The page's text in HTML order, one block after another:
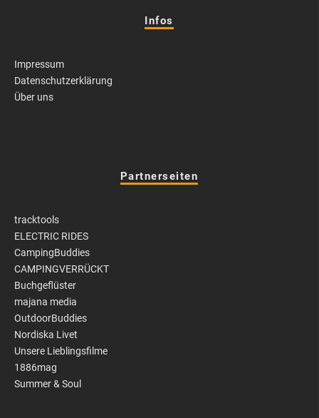
Infos
Impressum
Datenschutzerklärung
Über uns
Partnerseiten
tracktools
ELECTRIC RIDES
CampingBuddies
CAMPINGVERRÜCKT
Buchgeflüster
majana media
OutdoorBuddies
Nordiska Livet
Unsere Lieblingsfilme
1886mag
Summer & Soul